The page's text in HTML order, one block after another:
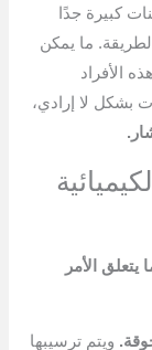
كبيرة جدًا
ما يمكن
الأفراد
بشكل لا إرادي،
يتعلق الأمر
ويتم ترسيبها